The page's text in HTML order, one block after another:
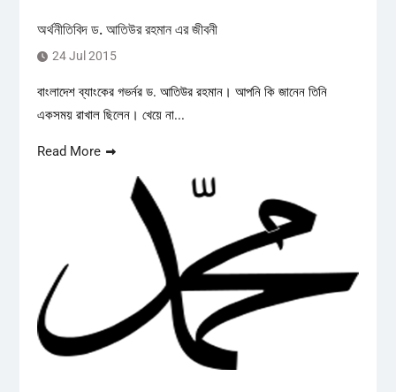
অর্থনীতিবিদ ড. আতিউর রহমান এর জীবনী
24 Jul 2015
বাংলাদেশ ব্যাংকের গভর্নর ড. আতিউর রহমান। আপনি কি জানেন তিনি
একসময় রাখাল ছিলেন। খেয়ে না...
Read More